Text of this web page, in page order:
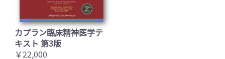
カプラン臨床精神医学テ
キスト 第3版
￥22,000